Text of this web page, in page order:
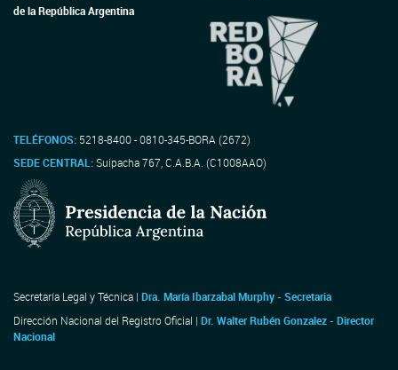
de la República Argentina
TELÉFONOS: 5218-8400 - 0810-345-BORA (2672)
SEDE CENTRAL:Suipacha 767, C.A.B.A. (C1008AAO)
Secretaría Legal y Técnica | Dra. María Ibarzabal Murphy - Secretaria
Dirección Nacional del Registro Oficial | Dr. Walter Rubén Gonzalez - Director
Nacional